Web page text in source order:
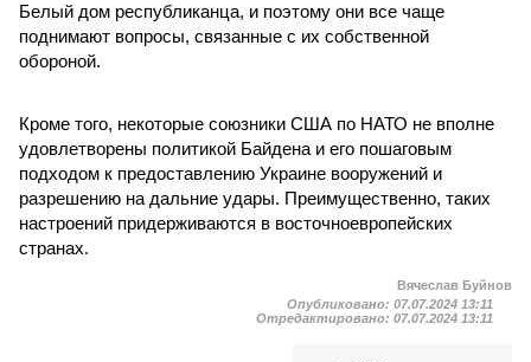
Белый дом республиканца, и поэтому они все чаще
поднимают вопросы, связанные с их собственной
обороной.
Кроме того, некоторые союзники США по НАТО не вполне
удовлетворены политикой Байдена и его пошаговым
подходом к предоставлению Украине вооружений и
разрешению на дальние удары. Преимущественно, таких
настроений придерживаются в восточноевропейских
странах.
Вячеслав Буйнов
Опубликовано: 07.07.2024 13:11
Отредактировано: 07.07.2024 13:11